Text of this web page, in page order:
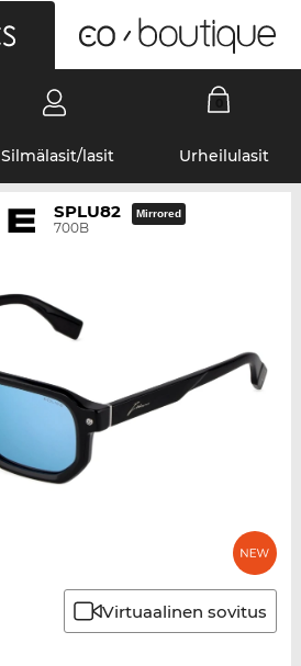
Silmälasit/lasit Urheilulasit
SPLU82
700B
Mirrored
Virtuaalinen sovitus